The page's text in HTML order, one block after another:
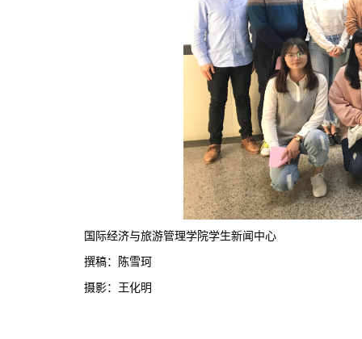
国际经济与旅游管理学院学生新闻中心
撰稿：陈雪珂
摄影：王化明